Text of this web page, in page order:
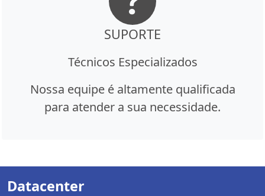
SUPORTE
Técnicos Especializados
Nossa equipe é altamente qualificada
para atender a sua necessidade.
Datacenter